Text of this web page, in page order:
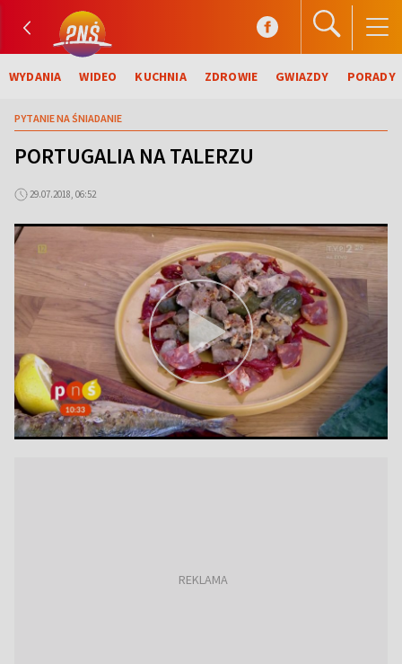
WYDANIA WIDEO KUCHNIA ZDROWIE GWIAZDY PORADY
PYTANIE NA ŚNIADANIE
PORTUGALIA NA TALERZU
29.07.2018, 06:52